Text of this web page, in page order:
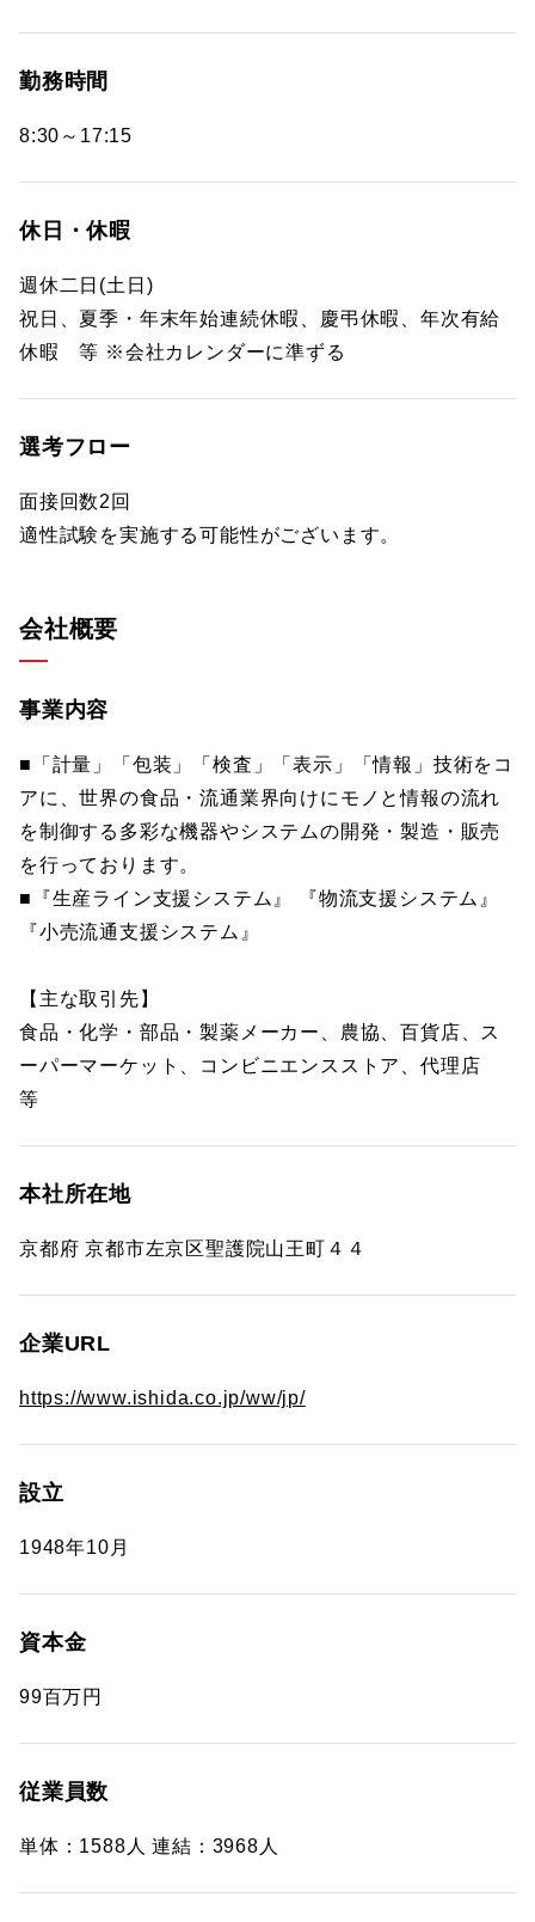
勤務時間
8:30～17:15
休日・休暇
週休二日(土日)
祝日、夏季・年末年始連続休暇、慶弔休暇、年次有給
休暇 等 ※会社カレンダーに準ずる
選考フロー
面接回数2回
適性試験を実施する可能性がございます。
会社概要
事業内容
■「計量」「包装」「検査」「表示」「情報」技術をコ
アに、世界の食品・流通業界向けにモノと情報の流れ
を制御する多彩な機器やシステムの開発・製造・販売
を行っております。
■『生産ライン支援システム』 『物流支援システム』
『小売流通支援システム』
【主な取引先】
食品・化学・部品・製薬メーカー、農協、百貨店、ス
ーパーマーケット、コンビニエンスストア、代理店
等
本社所在地
京都府 京都市左京区聖護院山王町４４
企業URL
https://www.ishida.co.jp/ww/jp/
設立
1948年10月
資本金
99百万円
従業員数
単体：1588人 連結：3968人